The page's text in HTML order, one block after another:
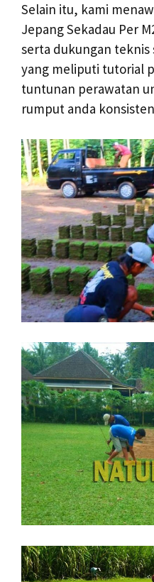
Selain itu, kami
Jepang Sekadau Per
serta dukungan teknis
yang meliputi tutorial
tuntunan perawatan
rumput anda